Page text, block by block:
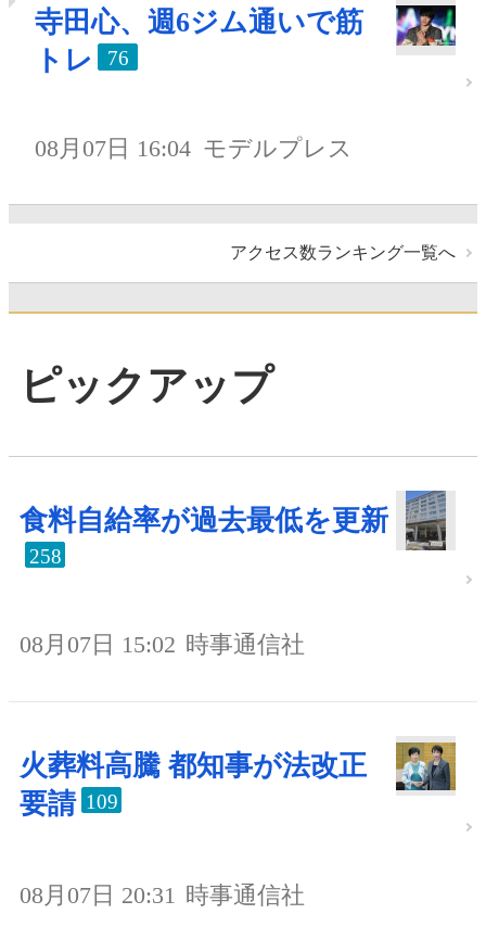
寺田心、週6ジム通いで筋
トレ
76
08月07日 16:04 モデルプレス
アクセス数ランキング一覧へ
ピックアップ
食料自給率が過去最低を更新
258
08月07日 15:02 時事通信社
火葬料高騰 都知事が法改正
要請 109
08月07日 20:31 時事通信社